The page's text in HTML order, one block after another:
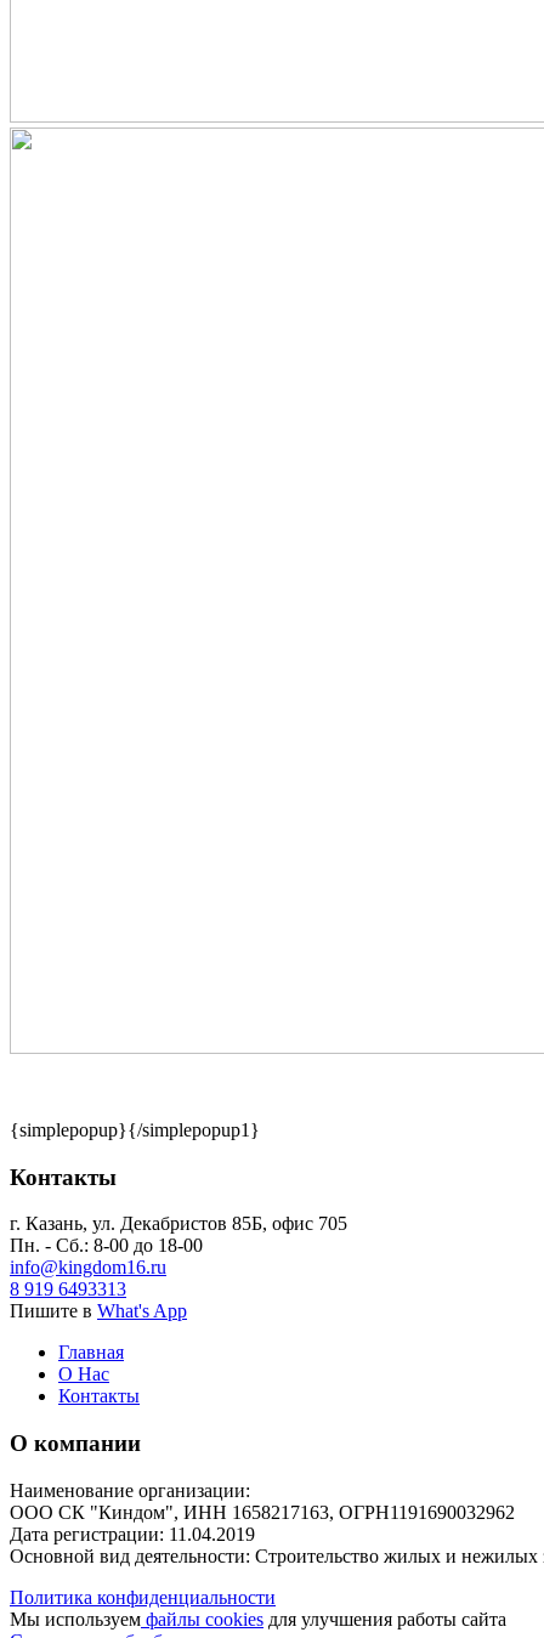
{simplepopup}{/simplepopup1}
Контакты
г. Казань, ул. Декабристов 85Б, офис 705
Пн. - Сб.: 8-00 до 18-00
info@kingdom16.ru
8 919 6493313
Пишите в What's App
Главная
О Нас
Контакты
О компании
Наименование организации:
ООО СК "Киндом", ИНН 1658217163, ОГРН1191690032962
Дата регистрации: 11.04.2019
Основной вид деятельности: Строительство жилых и нежилых
Политика конфиденциальности
Мы используем файлы cookies для улучшения работы сайта